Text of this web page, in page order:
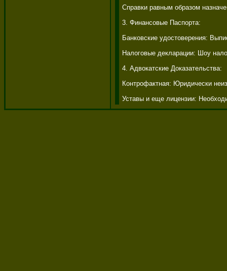
Справки равным образом
3. Финансовые Паспорта:
Банковские удостоверения:
Налоговые декларации: Шоу
4. Адвокатские Доказательства:
Контрофактная: Юридически
Уставы и еще лицензии: